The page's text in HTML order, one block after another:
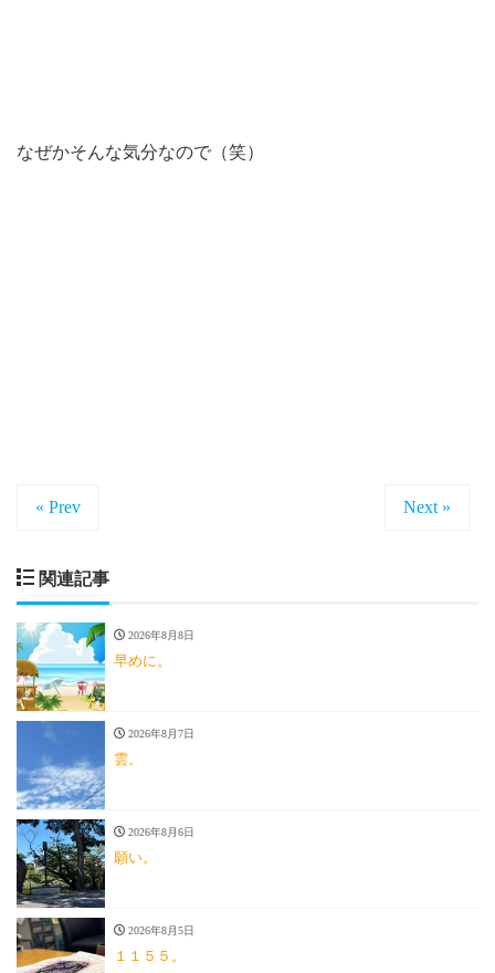
なぜかそんな気分なので（笑）
« Prev Next »
関連記事
2026年8月8日
早めに。
2026年8月7日
雲。
2026年8月6日
願い。
2026年8月5日
１１５５。